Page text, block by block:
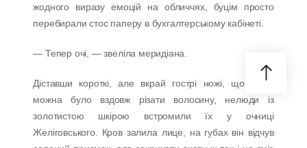
жодного виразу емоцій на обличчях, буцім просто
перебирали стос паперу в бухгалтерському кабінеті.
— Тепер очі, — звеліла меридіана.
Діставши короткі, але вкрай гострі ножі, що ними
можна було вздовж різати волосину, нелюди із
золотистою шкірою встромили їх у очниці
Желіговського. Кров залила лице, на губах він відчув